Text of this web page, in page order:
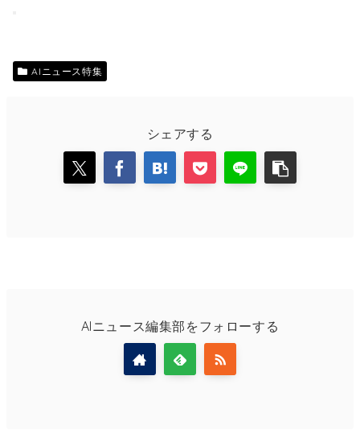
AIニュース特集
シェアする
AIニュース編集部をフォローする